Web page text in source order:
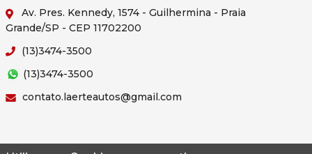
Av. Pres. Kennedy, 1574 - Guilhermina - Praia
Grande/SP - CEP 11702200
(13)3474-3500
(13)3474-3500
contato.laerteautos@gmail.com